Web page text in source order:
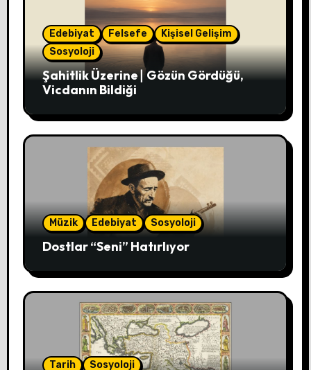
Edebiyat Felsefe
Kişisel Gelişim
Sosyoloji
Şahitlik Üzerine∣ Gözün Gördüğü,
Vicdanın Bildiği
Müzik Edebiyat Sosyoloji
Dostlar “Seni” Hatırlıyor
Tarih Sosyoloji